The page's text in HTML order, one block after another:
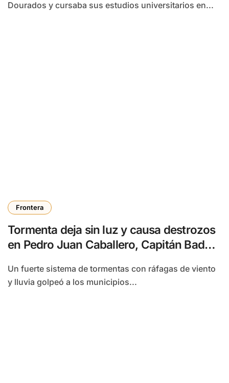
Dourados y cursaba sus estudios universitarios en...
Frontera
Tormenta deja sin luz y causa destrozos
en Pedro Juan Caballero, Capitán Bado y
Un fuerte sistema de tormentas con ráfagas de viento
y lluvia golpeó a los municipios...